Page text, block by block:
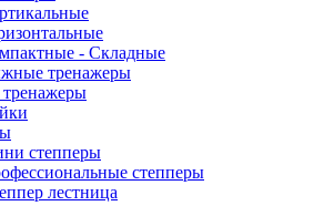
- Складные
тренажеры
степперы
степперы
лестница